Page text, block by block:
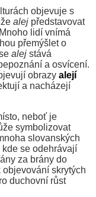
objevuje s
alej představovat
lidí vnímá
přemýšlet o
alej stává
a osvícení.
obrazy alejí
a nacházejí
neboť je
symbolizovat
slovanských
se odehrávají
za brány do
objevování skrytých
duchovní růst